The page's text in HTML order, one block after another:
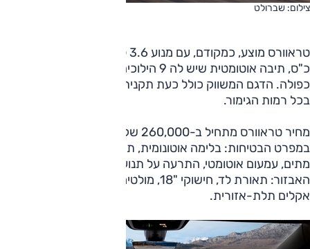
צילום: שברולט
כ"ס, תיבה אוטומטית שיש לה 9 הילוכים, וההנעה קדמית או
כפולה. הדגם המשווק כולל כעת תקנית מערך בטיחות מכובד
בכל רמות הגימור.
במפרט הבטיחות: בלימה אוטונומית, תיקון סטייה, ניטור שטחים
מתים, עמעום אוטומטי, התרעה על תנועה חוצה מאחור; במפרט
אקלים תלת-אזורית.